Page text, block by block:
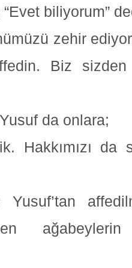
biliyorum”
zehir
Biz sizden
da onlara;
Hakkımızı da
Yusuf’tan
ağabeylerin